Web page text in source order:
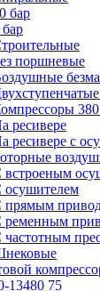
бар
поршневые
ресивере
ресивере с
встроеным
осушителем
прямым
ременным
частотным